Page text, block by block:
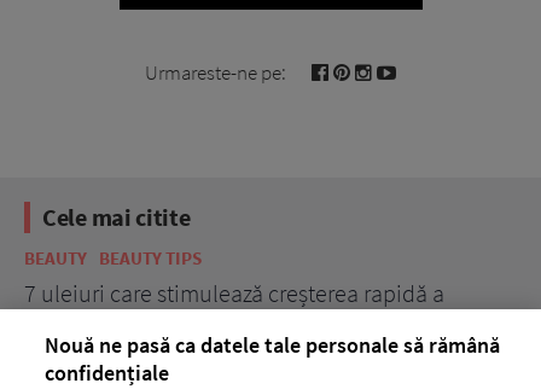
Urmareste-ne pe:
Cele mai citite
BEAUTY BEAUTY TIPS
7 uleiuri care stimulează creșterea rapidă a
Nouă ne pasă ca datele tale personale să rămână
confidențiale